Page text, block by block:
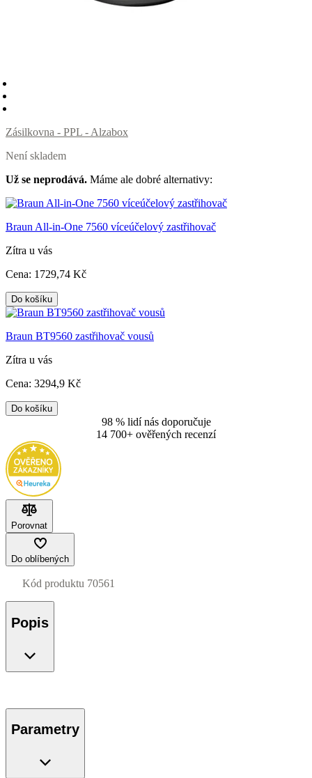
Zásilkovna - PPL - Alzabox
Není skladem
Už se neprodává. Máme ale dobré alternativy:
Braun All-in-One 7560 víceúčelový zastřihovač
Zítra u vás
Cena: 1729,74 Kč
Do košíku
Braun BT9560 zastřihovač vousů
Zítra u vás
Cena: 3294,9 Kč
Do košíku
98 % lidí nás doporučuje
14 700+ ověřených recenzí
Porovnat
Do oblíbených
Kód produktu 70561
Popis
Parametry